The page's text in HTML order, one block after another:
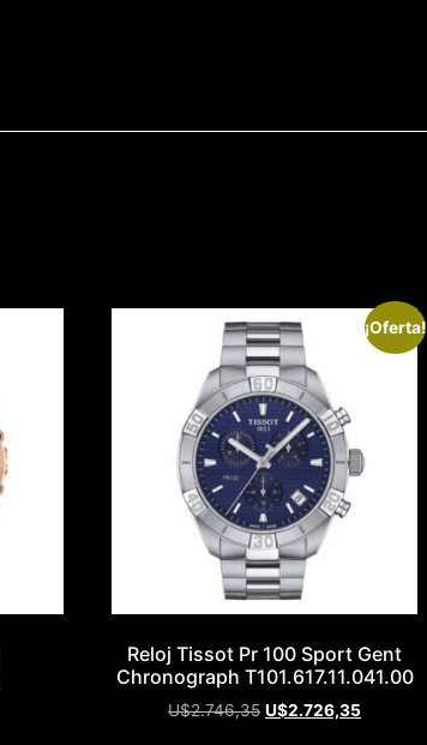
¡Oferta!
Reloj Tissot Pr 100 Sport Gent
Chronograph T101.617.11.041.00
U$2.746,35 U$2.726,35